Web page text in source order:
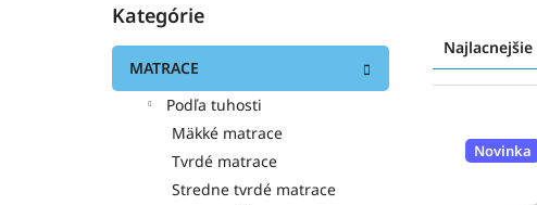
Preskočiť
kategórie
Kategórie
MATRACE
Podľa tuhosti
Mäkké matrace
Tvrdé matrace
Stredne tvrdé matrace
d
e
Najlacnejšie
Novinka